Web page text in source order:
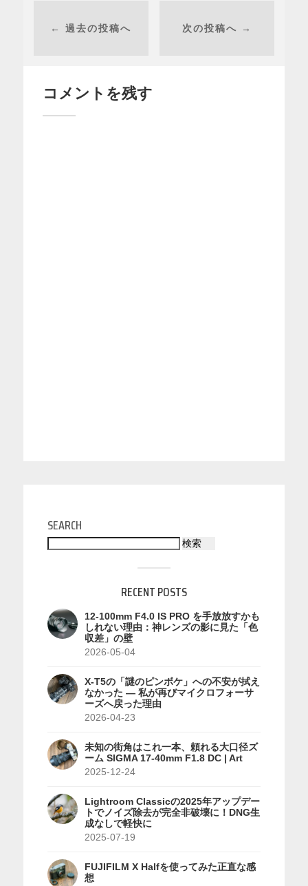
← 過去の投稿へ 次の投稿へ →
コメントを残す
SEARCH
検索
RECENT POSTS
12-100mm F4.0 IS PRO を手放放すかも
しれない理由：神レンズの影に見た「色
収差」の壁
2026-05-04
X-T5の「謎のピンボケ」への不安が拭え
なかった — 私が再びマイクロフォーサ
ーズへ戻った理由
2026-04-23
未知の街角はこれ一本、頼れる大口径ズ
ーム SIGMA 17-40mm F1.8 DC | Art
2025-12-24
Lightroom Classicの2025年アップデー
トでノイズ除去が完全非破壊に！DNG生
成なしで軽快に
2025-07-19
FUJIFILM X Halfを使ってみた正直な感
想